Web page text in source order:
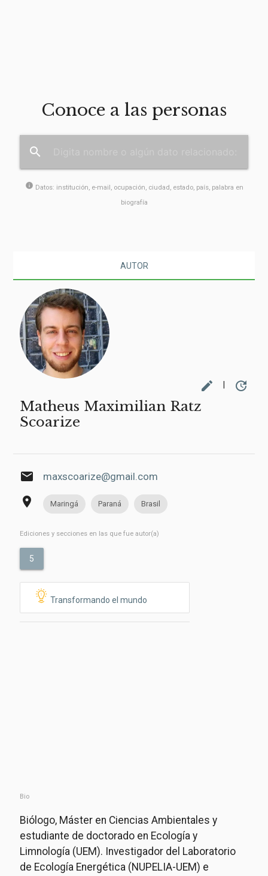
Conoce a las personas
search
info Datos: institución, e-mail, ocupación, ciudad, estado, país, palabra en
biografía
AUTOR
edit update
Matheus Maximilian Ratz
Scoarize
email maxscoarize@gmail.com
place Maringá Paraná Brasil
Ediciones y secciones en las que fue autor(a)
5
Transformando el mundo
Bio
Biólogo, Máster en Ciencias Ambientales y
estudiante de doctorado en Ecología y
Limnología (UEM). Investigador del Laboratorio
de Ecología Energética (NUPELIA-UEM) e